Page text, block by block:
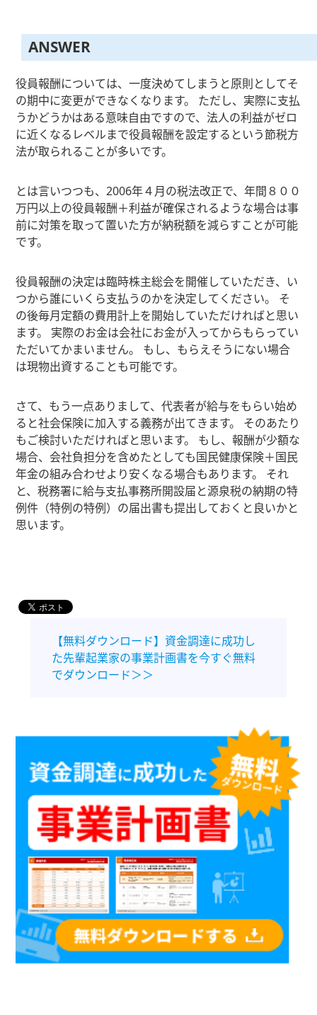
ANSWER
役員報酬については、一度決めてしまうと原則としてそ
の期中に変更ができなくなります。 ただし、実際に支払
うかどうかはある意味自由ですので、法人の利益がゼロ
に近くなるレベルまで役員報酬を設定するという節税方
法が取られることが多いです。
とは言いつつも、2006年４月の税法改正で、年間８００
万円以上の役員報酬＋利益が確保されるような場合は事
前に対策を取って置いた方が納税額を減らすことが可能
です。
役員報酬の決定は臨時株主総会を開催していただき、い
つから誰にいくら支払うのかを決定してください。 そ
の後毎月定額の費用計上を開始していただければと思い
ます。 実際のお金は会社にお金が入ってからもらってい
ただいてかまいません。 もし、もらえそうにない場合
は現物出資することも可能です。
さて、もう一点ありまして、代表者が給与をもらい始め
ると社会保険に加入する義務が出てきます。 そのあたり
もご検討いただければと思います。 もし、報酬が少額な
場合、会社負担分を含めたとしても国民健康保険＋国民
年金の組み合わせより安くなる場合もあります。 それ
と、税務署に給与支払事務所開設届と源泉税の納期の特
例件（特例の特例）の届出書も提出しておくと良いかと
思います。
【無料ダウンロード】資金調達に成功し
た先輩起業家の事業計画書を今すぐ無料
でダウンロード＞＞